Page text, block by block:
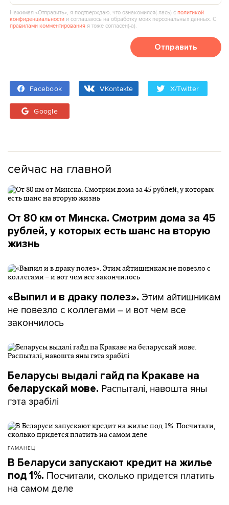
Нажимая «Отправить», я подтверждаю, что ознакомился(‑лась) сполитикой
конфиденциальности и соглашаюсь на обработку моих персональных данных. С
правилами комментирования я тоже согласен(‑а).
Отправить
Facebook VKontakte X/Twitter
Google
сейчас на главной
От 80 км от Минска. Смотрим дома за 45
рублей, у которых есть шанс на вторую
жизнь
«Выпил и в драку полез». Этим айтишникам
не повезло с коллегами – и вот чем все
закончилось
Беларусы выдалі гайд па Кракаве на
беларускай мове. Распыталі, навошта яны
гэта зрабілі
ГАМАНЕЦ
В Беларуси запускают кредит на жилье
под 1%. Посчитали, сколько придется платить
на самом деле